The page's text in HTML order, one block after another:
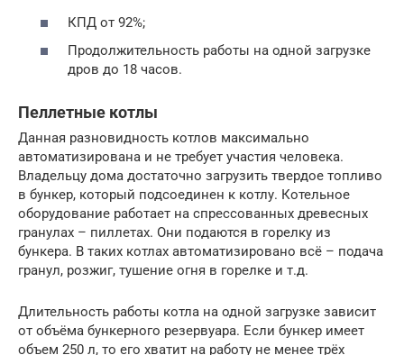
КПД от 92%;
Продолжительность работы на одной загрузке
дров до 18 часов.
Пеллетные котлы
Данная разновидность котлов максимально
автоматизирована и не требует участия человека.
Владельцу дома достаточно загрузить твердое топливо
в бункер, который подсоединен к котлу. Котельное
оборудование работает на спрессованных древесных
гранулах – пиллетах. Они подаются в горелку из
бункера. В таких котлах автоматизировано всё – подача
гранул, розжиг, тушение огня в горелке и т.д.
Длительность работы котла на одной загрузке зависит
от объёма бункерного резервуара. Если бункер имеет
объем 250 л, то его хватит на работу не менее трёх